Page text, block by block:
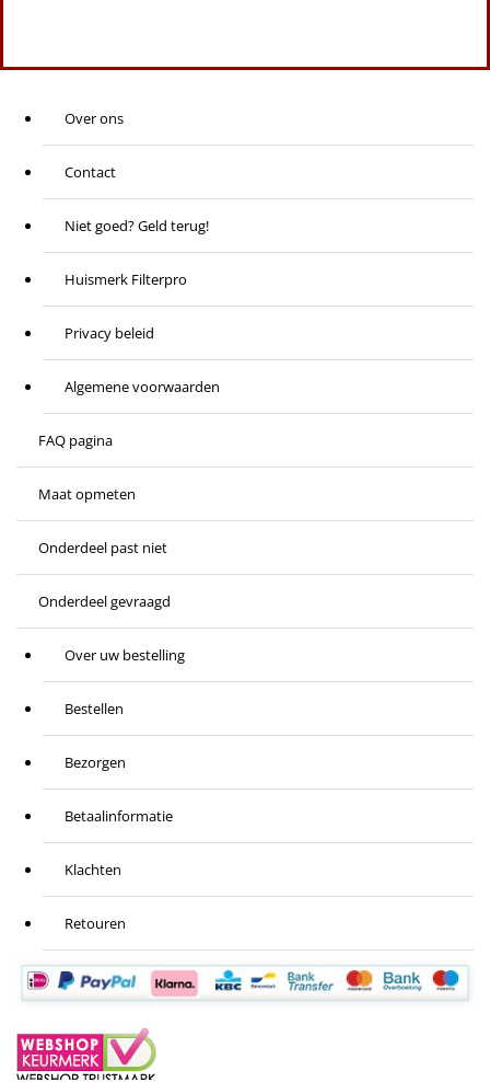
Over ons
Contact
Niet goed? Geld terug!
Huismerk Filterpro
Privacy beleid
Algemene voorwaarden
FAQ pagina
Maat opmeten
Onderdeel past niet
Onderdeel gevraagd
Over uw bestelling
Bestellen
Bezorgen
Betaalinformatie
Klachten
Retouren